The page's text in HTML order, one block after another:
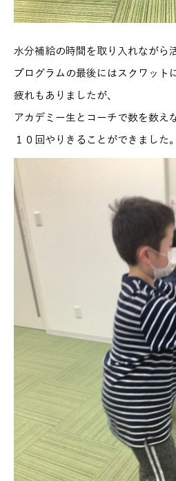
水分補給の時間を取り入れながら
プログラムの最後にはスクワット
疲れもありましたが、
アカデミー生とコーチで数を数え
１０回やりきることができました。